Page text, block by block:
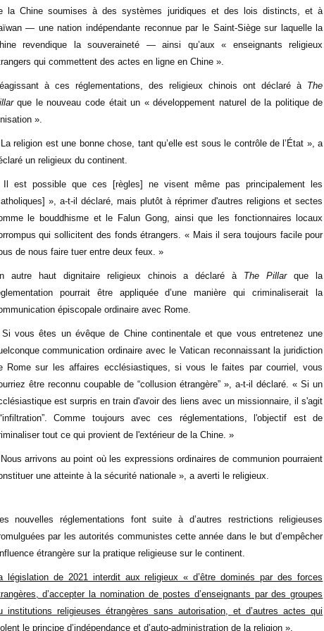
la Chine soumises à des systèmes juridiques et des lois distincts, et à
— une nation indépendante reconnue par le Saint-Siège sur laquelle la
revendique la souveraineté — ainsi qu’aux « enseignants religieux
qui commettent des actes en ligne en Chine ».
à ces réglementations, des religieux chinois ont déclaré à The
que le nouveau code était un « développement naturel de la politique de
».
religion est une bonne chose, tant qu’elle est sous le contrôle de l’État », a
un religieux du continent.
est possible que ces [règles] ne visent même pas principalement les
», a-t-il déclaré, mais plutôt à réprimer d'autres religions et sectes
le bouddhisme et le Falun Gong, ainsi que les fonctionnaires locaux
qui sollicitent des fonds étrangers. « Mais il sera toujours facile pour
de nous faire tuer entre deux feux. »
autre haut dignitaire religieux chinois a déclaré à The Pillarque la
pourrait être appliquée d’une manière qui criminaliserait la
épiscopale ordinaire avec Rome.
vous êtes un évêque de Chine continentale et que vous entretenez une
communication ordinaire avec le Vatican reconnaissant la juridiction
Rome sur les affaires ecclésiastiques, si vous le faites par courriel, vous
être reconnu coupable de “collusion étrangère” », a-t-il déclaré. « Si un
est surpris en train d'avoir des liens avec un missionnaire, il s'agit
Comme toujours avec ces réglementations, l'objectif est de
tout ce qui provient de l'extérieur de la Chine. »
arrivons au point où les expressions ordinaires de communion pourraient
une atteinte à la sécurité nationale », a averti le religieux.
nouvelles réglementations font suite à d’autres restrictions religieuses
par les autorités communistes cette année dans le but d’empêcher
étrangère sur la pratique religieuse sur le continent.
législation de 2021 interdit aux religieux « d’être dominés par des forces
d’accepter la nomination de postes d’enseignants par des groupes
institutions religieuses étrangères sans autorisation, et d’autres actes qui
le principe d’indépendance et d’auto-administration de la religion ».